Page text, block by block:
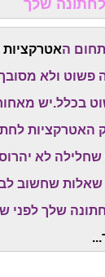
שלך
האטרקציות
פשוט ולא
בכלל.יש
האטרקציות
שחלילה לא
ישנם 3 שאלות
שלך לפני